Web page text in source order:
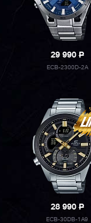
29 990P
ECB-2300D-2A
28 990P
ECB-30DB-1A9